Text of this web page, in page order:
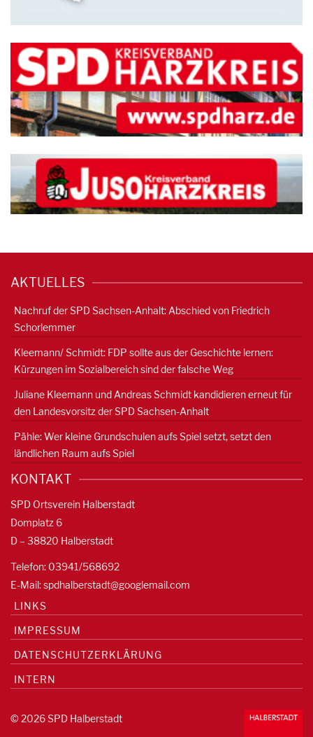
AKTUELLES
Nachruf der SPD Sachsen-Anhalt: Abschied von Friedrich
Schorlemmer
Kleemann/ Schmidt: FDP sollte aus der Geschichte lernen:
Kürzungen im Sozialbereich sind der falsche Weg
Juliane Kleemann und Andreas Schmidt kandidieren erneut für
den Landesvorsitz der SPD Sachsen-Anhalt
Pähle: Wer kleine Grundschulen aufs Spiel setzt, setzt den
ländlichen Raum aufs Spiel
KONTAKT
SPD Ortsverein Halberstadt
Domplatz 6
D – 38820 Halberstadt
Telefon: 03941/568692
E-Mail:spdhalberstadt@googlemail.com
LINKS
IMPRESSUM
DATENSCHUTZERKLÄRUNG
INTERN
© 2026 SPD Halberstadt